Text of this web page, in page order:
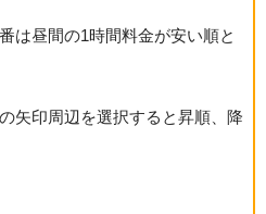
は昼間の1時間料金が安い順と
矢印周辺を選択すると昇順、降